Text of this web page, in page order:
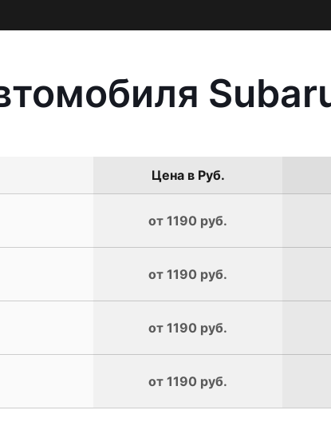
Цена в Руб.
от 1190 руб.
от 1190 руб.
от 1190 руб.
от 1190 руб.